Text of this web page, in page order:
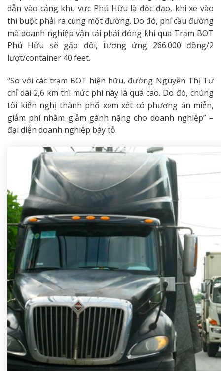
dẫn vào cảng khu vực Phú Hữu là độc đạo, khi xe vào
thì buộc phải ra cùng một đường. Do đó, phí cầu đường
mà doanh nghiệp vận tải phải đóng khi qua Trạm BOT
Phú Hữu sẽ gấp đôi, tương ứng 266.000 đồng/2
lượt/container 40 feet.
“So với các trạm BOT hiện hữu, đường Nguyễn Thị Tư
chỉ dài 2,6 km thì mức phí này là quá cao. Do đó, chúng
tôi kiến nghị thành phố xem xét có phương án miễn,
giảm phí nhằm giảm gánh nặng cho doanh nghiệp” –
đại diện doanh nghiệp bày tỏ.